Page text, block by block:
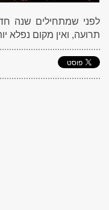
לפני שמתחילים שנה
תרועה, ואין מקום נפלא